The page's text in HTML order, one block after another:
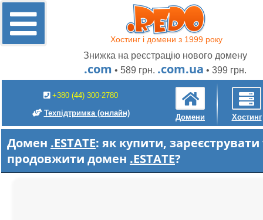
Хостинг і домени з 1999 року
Знижка на реєстрацію нового домену
.com • 589 грн. .com.ua • 399 грн.
+380 (44) 300-2780
Техпідтримка (онлайн) Домени Хостинг
Домен .ESTATE: як купити, зареєструвати
продовжити домен .ESTATE?